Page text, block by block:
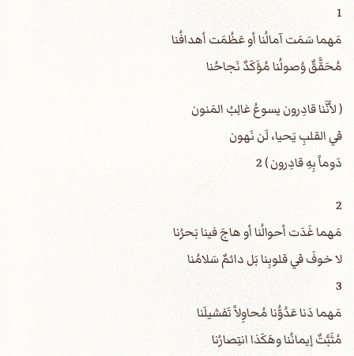
1
مَهما سَمَت آمالُنا أو عَظُمَت أهدافُنا
مُحَقَّقٌ وُصولُنا مُؤَكَدٌ نَجاحُنا
( لأَنَّنا قادِرون يسوعُ غالِبُ المَنون
في القلبِ يَحيا، لَن نَهون
دَوماً بِهِ قادِرون ) 2
2
مَهما غَدَت أحوالُنا أو هاجَ فينا بَحرُنا
لا خوفَ في قلوبِنا بَل دائمٌ سَلامُنا
3
مَهما دَنا عَدُوُّنا مُحاوِلاً تَفشيلَنا
مُثَبَّتٌ إيمانُنا وهَكَذا انتِصارُنا